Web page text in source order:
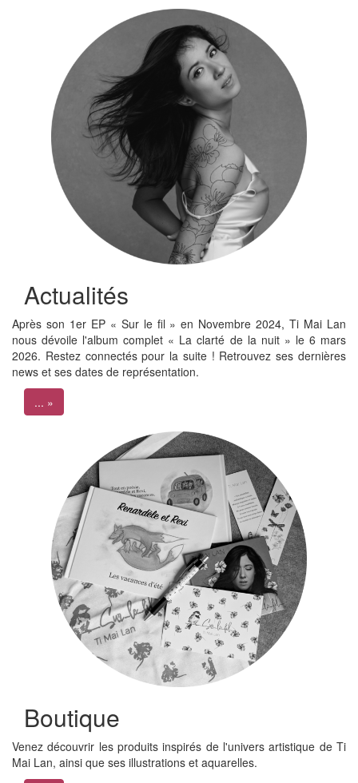
Actualités
Après son 1er EP « Sur le fil » en Novembre 2024, Ti Mai Lan
nous dévoile l'album complet « La clarté de la nuit » le 6 mars
2026. Restez connectés pour la suite ! Retrouvez ses dernières
news et ses dates de représentation.
... »
Boutique
Venez découvrir les produits inspirés de l'univers artistique de Ti
Mai Lan, ainsi que ses illustrations et aquarelles.